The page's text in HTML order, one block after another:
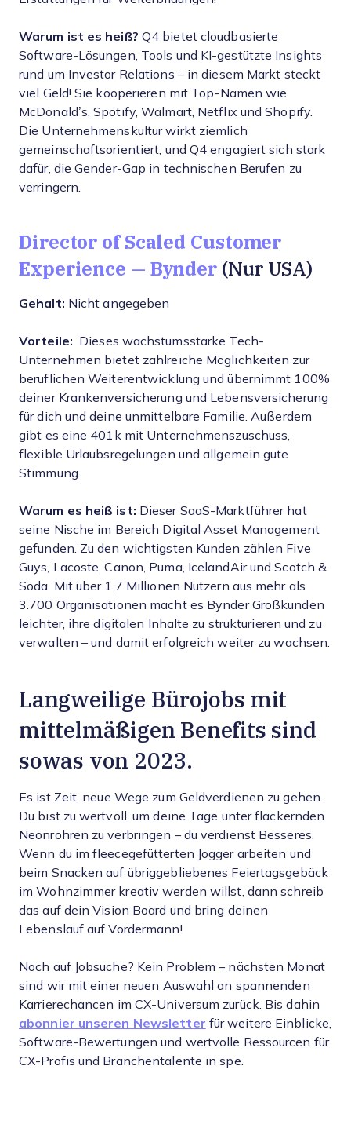
Warum ist es heiß? Q4 bietet cloudbasierte
Software-Lösungen, Tools und KI-gestützte Insights
rund um Investor Relations – in diesem Markt steckt
viel Geld! Sie kooperieren mit Top-Namen wie
McDonald’s, Spotify, Walmart, Netflix und Shopify.
Die Unternehmenskultur wirkt ziemlich
gemeinschaftsorientiert, und Q4 engagiert sich stark
dafür, die Gender-Gap in technischen Berufen zu
verringern.
Director of Scaled Customer
Experience — Bynder (Nur USA)
Gehalt: Nicht angegeben
Vorteile: Dieses wachstumsstarke Tech-
Unternehmen bietet zahlreiche Möglichkeiten zur
beruflichen Weiterentwicklung und übernimmt 100%
deiner Krankenversicherung und Lebensversicherung
für dich und deine unmittelbare Familie. Außerdem
gibt es eine 401k mit Unternehmenszuschuss,
flexible Urlaubsregelungen und allgemein gute
Stimmung.
Warum es heiß ist: Dieser SaaS-Marktführer hat
seine Nische im Bereich Digital Asset Management
gefunden. Zu den wichtigsten Kunden zählen Five
Guys, Lacoste, Canon, Puma, IcelandAir und Scotch &
Soda. Mit über 1,7 Millionen Nutzern aus mehr als
3.700 Organisationen macht es Bynder Großkunden
leichter, ihre digitalen Inhalte zu strukturieren und zu
verwalten – und damit erfolgreich weiter zu wachsen.
Langweilige Bürojobs mit
mittelmäßigen Benefits sind
sowas von 2023.
Es ist Zeit, neue Wege zum Geldverdienen zu gehen.
Du bist zu wertvoll, um deine Tage unter flackernden
Neonröhren zu verbringen – du verdienst Besseres.
Wenn du im fleecegefütterten Jogger arbeiten und
beim Snacken auf übriggebliebenes Feiertagsgebäck
im Wohnzimmer kreativ werden willst, dann schreib
das auf dein Vision Board und bring deinen
Lebenslauf auf Vordermann!
Noch auf Jobsuche? Kein Problem – nächsten Monat
sind wir mit einer neuen Auswahl an spannenden
Karrierechancen im CX-Universum zurück. Bis dahin
abonnier unseren Newsletter für weitere Einblicke,
Software-Bewertungen und wertvolle Ressourcen für
CX-Profis und Branchentalente in spe.